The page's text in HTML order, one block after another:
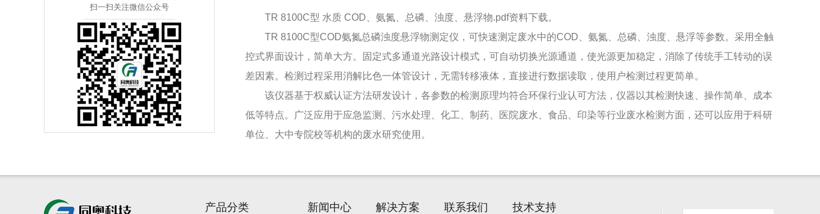
扫一扫关注微信公众号
TR 8100C型 水质 COD、氨氮、总磷、浊度、悬浮物.pdf资料下载。
TR 8100C型COD氨氮总磷浊度悬浮物测定仪，可快速测定废水中的COD、氨氮、总磷、浊度、悬浮等参数。采用全触
控式界面设计，简单大方。固定式多通道光路设计模式，可自动切换光源通道，使光源更加稳定，消除了传统手工转动的误
差因素。检测过程采用消解比色一体管设计，无需转移液体，直接进行数据读取，使用户检测过程更简单。
该仪器基于权威认证方法研发设计，各参数的检测原理均符合环保行业认可方法，仪器以其检测快速、操作简单、成本
低等特点。广泛应用于应急监测、污水处理、化工、制药、医院废水、食品、印染等行业废水检测方面，还可以应用于科研
单位、大中专院校等机构的废水研究使用。
产品分类 新闻中心 解决方案 联系我们 技术支持